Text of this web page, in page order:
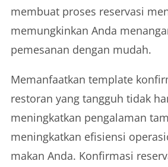
membuat proses reservasi
memungkinkan Anda
pemesanan dengan mudah.
Memanfaatkan template
restoran yang tangguh tidak
meningkatkan pengalaman
meningkatkan efisiensi
makan Anda. Konfirmasi